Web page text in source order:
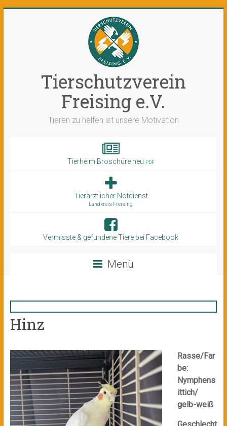
Tierschutzverein
Freising e.V.
Tieren zu helfen ist unsere Motivation
Tierheim Broschüre neu PDF
Tierärztlicher Notdienst
Landkreis Freising
Vermisste & gefundene Tiere bei Facebook
Menü
Hinz
Rasse/Far
be:
Nymphens
ittich/
gelb-weiß